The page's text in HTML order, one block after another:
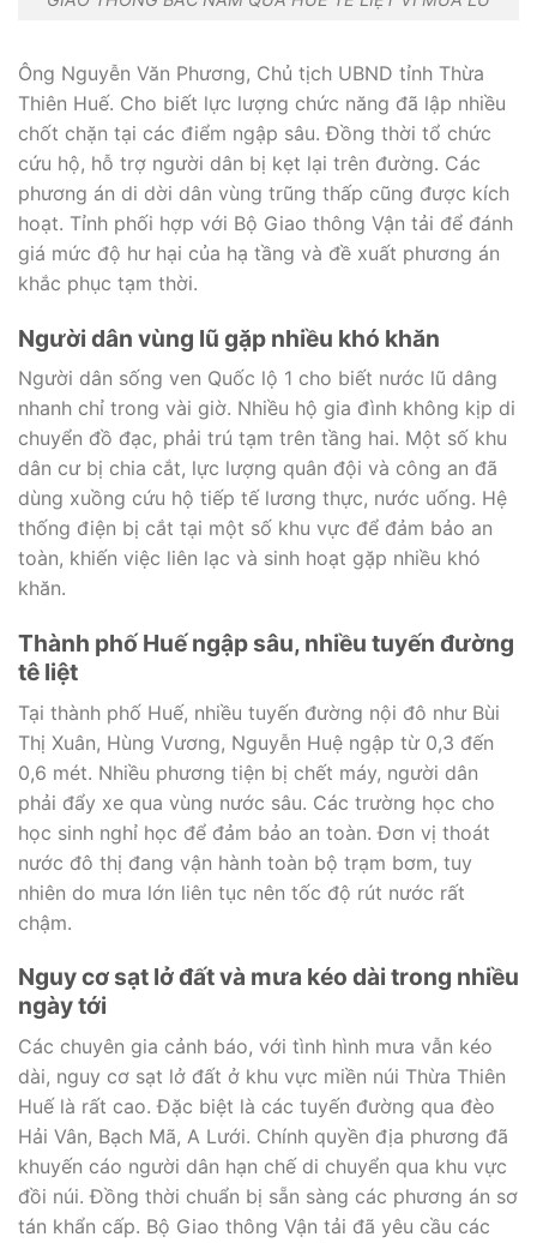
Ông Nguyễn Văn Phương, Chủ tịch UBND tỉnh Thừa
Thiên Huế. Cho biết lực lượng chức năng đã lập nhiều
chốt chặn tại các điểm ngập sâu. Đồng thời tổ chức
cứu hộ, hỗ trợ người dân bị kẹt lại trên đường. Các
phương án di dời dân vùng trũng thấp cũng được kích
hoạt. Tỉnh phối hợp với Bộ Giao thông Vận tải để đánh
giá mức độ hư hại của hạ tầng và đề xuất phương án
khắc phục tạm thời.
Người dân vùng lũ gặp nhiều khó khăn
Người dân sống ven Quốc lộ 1 cho biết nước lũ dâng
nhanh chỉ trong vài giờ. Nhiều hộ gia đình không kịp di
chuyển đồ đạc, phải trú tạm trên tầng hai. Một số khu
dân cư bị chia cắt, lực lượng quân đội và công an đã
dùng xuồng cứu hộ tiếp tế lương thực, nước uống. Hệ
thống điện bị cắt tại một số khu vực để đảm bảo an
toàn, khiến việc liên lạc và sinh hoạt gặp nhiều khó
khăn.
Thành phố Huế ngập sâu, nhiều tuyến đường
tê liệt
Tại thành phố Huế, nhiều tuyến đường nội đô như Bùi
Thị Xuân, Hùng Vương, Nguyễn Huệ ngập từ 0,3 đến
0,6 mét. Nhiều phương tiện bị chết máy, người dân
phải đẩy xe qua vùng nước sâu. Các trường học cho
học sinh nghỉ học để đảm bảo an toàn. Đơn vị thoát
nước đô thị đang vận hành toàn bộ trạm bơm, tuy
nhiên do mưa lớn liên tục nên tốc độ rút nước rất
chậm.
Nguy cơ sạt lở đất và mưa kéo dài trong nhiều
ngày tới
Các chuyên gia cảnh báo, với tình hình mưa vẫn kéo
dài, nguy cơ sạt lở đất ở khu vực miền núi Thừa Thiên
Huế là rất cao. Đặc biệt là các tuyến đường qua đèo
Hải Vân, Bạch Mã, A Lưới. Chính quyền địa phương đã
khuyến cáo người dân hạn chế di chuyển qua khu vực
đồi núi. Đồng thời chuẩn bị sẵn sàng các phương án sơ
tán khẩn cấp. Bộ Giao thông Vận tải đã yêu cầu các